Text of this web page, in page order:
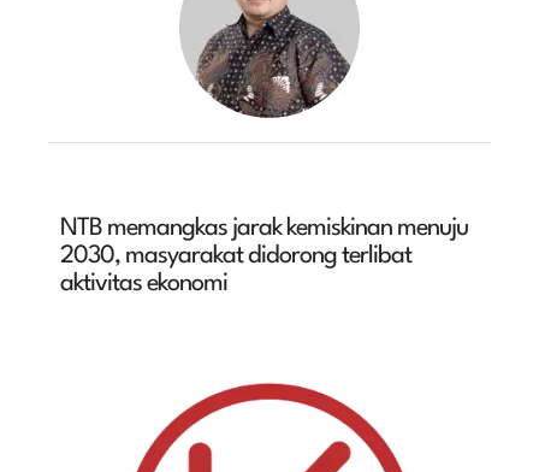
NTB memangkas jarak kemiskinan menuju
2030, masyarakat didorong terlibat
aktivitas ekonomi